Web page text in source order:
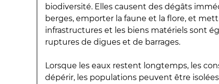
biodiversité. Elles causent des dégâts
berges, emporter la faune et la flore, et
infrastructures et les biens matériels sont
ruptures de digues et de barrages.
Lorsque les eaux restent longtemps, les
dépérir, les populations peuvent être